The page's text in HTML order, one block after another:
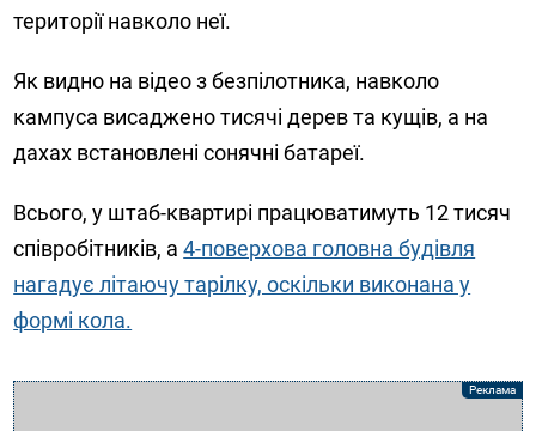
території навколо неї.
Як видно на відео з безпілотника, навколо
кампуса висаджено тисячі дерев та кущів, а на
дахах встановлені сонячні батареї.
Всього, у штаб-квартирі працюватимуть 12 тисяч
співробітників, а4-поверхова головна будівля
нагадує літаючу тарілку, оскільки виконана у
формі кола.